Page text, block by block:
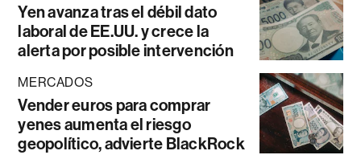
Yen avanza tras el débil dato
laboral de EE.UU. y crece la
alerta por posible intervención
MERCADOS
Vender euros para comprar
yenes aumenta el riesgo
geopolítico, advierte BlackRock